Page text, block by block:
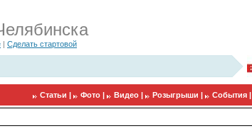
| Сделать стартовой
Статьи | Фото | Видео | Розыгрыши | События |